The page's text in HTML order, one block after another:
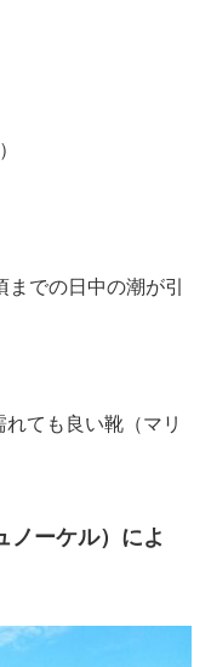
での日中の潮が引
ても良い靴（マリ
ノーケル）によ